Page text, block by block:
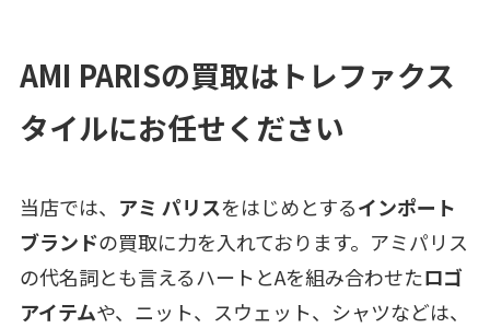
AMI PARISの買取はトレファクス
タイルにお任せください
当店では、 アミ パリスをはじめとするインポート
ブランドの買取に力を入れております。アミパリス
の代名詞とも言えるハートとAを組み合わせたロゴ
アイテムや、ニット、スウェット、シャツなどは、